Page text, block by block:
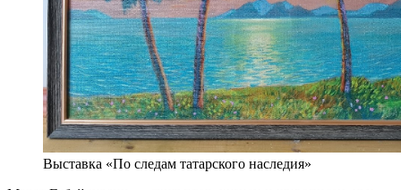
Выставка «По следам татарского наследия»